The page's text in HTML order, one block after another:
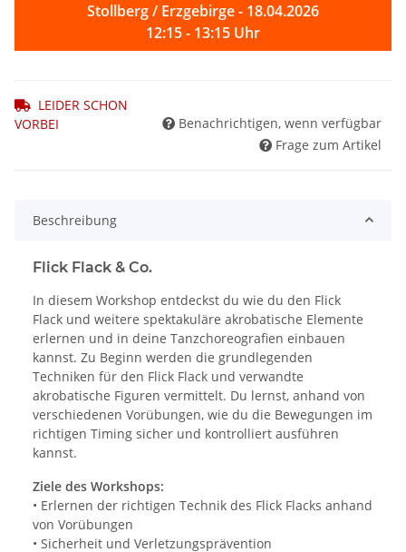
Stollberg / Erzgebirge - 18.04.2026
12:15 - 13:15 Uhr
LEIDER SCHON
VORBEI
Benachrichtigen, wenn verfügbar
Frage zum Artikel
Beschreibung
Flick Flack & Co.
In diesem Workshop entdeckst du wie du den Flick
Flack und weitere spektakuläre akrobatische Elemente
erlernen und in deine Tanzchoreografien einbauen
kannst. Zu Beginn werden die grundlegenden
Techniken für den Flick Flack und verwandte
akrobatische Figuren vermittelt. Du lernst, anhand von
verschiedenen Vorübungen, wie du die Bewegungen im
richtigen Timing sicher und kontrolliert ausführen
kannst.
Ziele des Workshops:
• Erlernen der richtigen Technik des Flick Flacks anhand
von Vorübungen
• Sicherheit und Verletzungsprävention